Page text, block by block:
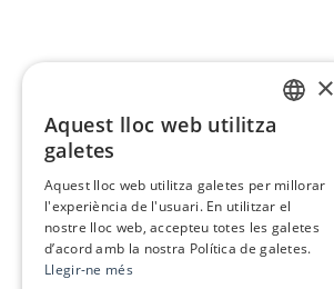
×
Aquest lloc web utilitza
galetes
Aquest lloc web utilitza galetes per millorar
l'experiència de l'usuari. En utilitzar el
nostre lloc web, accepteu totes les galetes
d’acord amb la nostra Política de galetes.
Llegir-ne més